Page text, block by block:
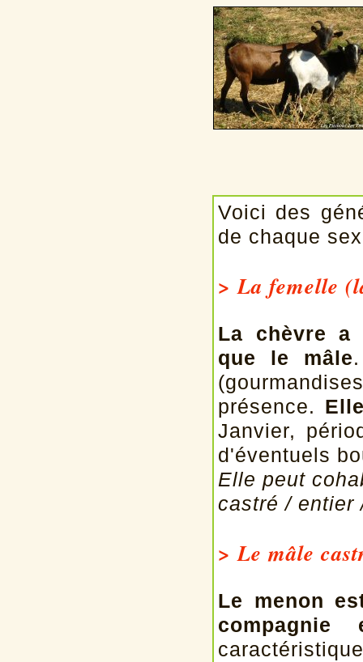
Voici des
de chaque
> La femelle
La chèvre a
que le mâle
présence.
Janvier,
d'éventuels
Elle peut
castré / entier
> Le mâle
Le menon
compagnie